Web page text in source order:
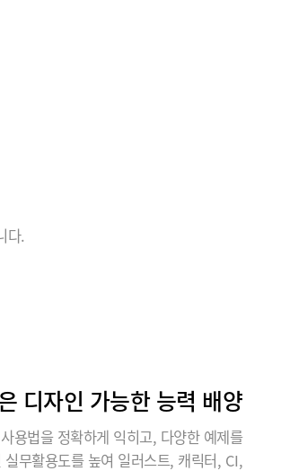
다.
디자인 가능한 능력 배양
용법을 정확하게 익히고, 다양한 예제를
실무활용도를 높여 일러스트, 캐릭터, CI,